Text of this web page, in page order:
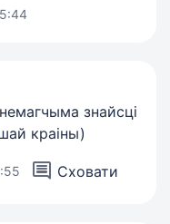
знайсцi
краiны)
Сховати